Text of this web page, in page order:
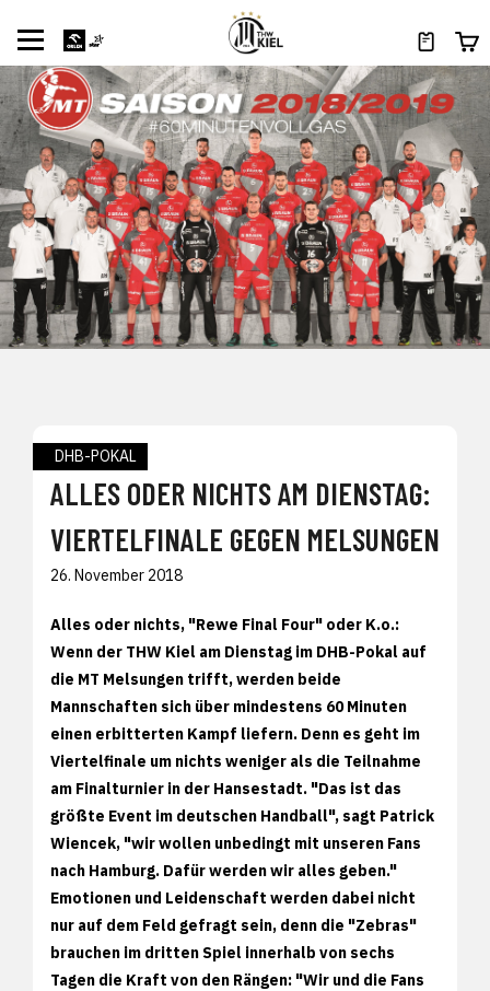
DHB-POKAL
ALLES ODER NICHTS AM DIENSTAG:
VIERTELFINALE GEGEN MELSUNGEN
26. November 2018
Alles oder nichts, "Rewe Final Four" oder K.o.:
Wenn der THW Kiel am Dienstag im DHB-Pokal auf
die MT Melsungen trifft, werden beide
Mannschaften sich über mindestens 60 Minuten
einen erbitterten Kampf liefern. Denn es geht im
Viertelfinale um nichts weniger als die Teilnahme
am Finalturnier in der Hansestadt. "Das ist das
größte Event im deutschen Handball", sagt Patrick
Wiencek, "wir wollen unbedingt mit unseren Fans
nach Hamburg. Dafür werden wir alles geben."
Emotionen und Leidenschaft werden dabei nicht
nur auf dem Feld gefragt sein, denn die "Zebras"
brauchen im dritten Spiel innerhalb von sechs
Tagen die Kraft von den Rängen: "Wir und die Fans